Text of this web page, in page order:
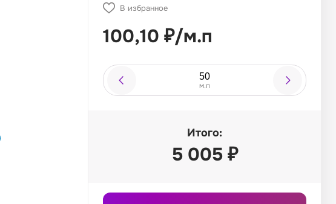
В избранное
100,10 ₽/м.п
м.п
Итого:
5 005 ₽